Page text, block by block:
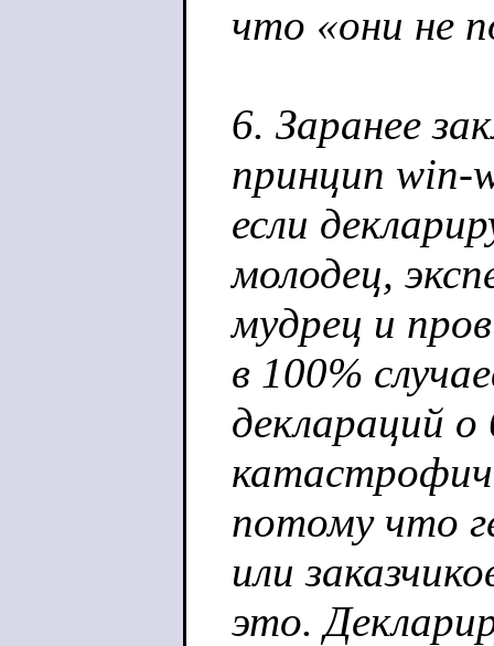
что «они не
6. Заранее
принцип win-
если
молодец,
мудрец и
в 100%
деклараций
потому что
или
это.